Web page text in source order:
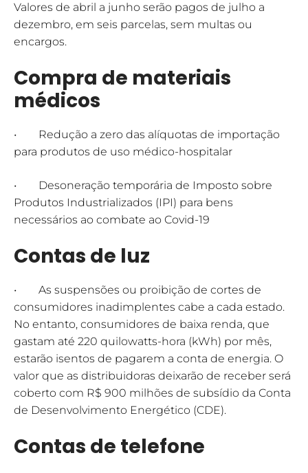
Valores de abril a junho serão pagos de julho a
dezembro, em seis parcelas, sem multas ou
encargos.
Compra de materiais
médicos
• Redução a zero das alíquotas de importação
para produtos de uso médico-hospitalar
• Desoneração temporária de Imposto sobre
Produtos Industrializados (IPI) para bens
necessários ao combate ao Covid-19
Contas de luz
• As suspensões ou proibição de cortes de
consumidores inadimplentes cabe a cada estado.
No entanto, consumidores de baixa renda, que
gastam até 220 quilowatts-hora (kWh) por mês,
estarão isentos de pagarem a conta de energia. O
valor que as distribuidoras deixarão de receber será
coberto com R$ 900 milhões de subsídio da Conta
de Desenvolvimento Energético (CDE).
Contas de telefone